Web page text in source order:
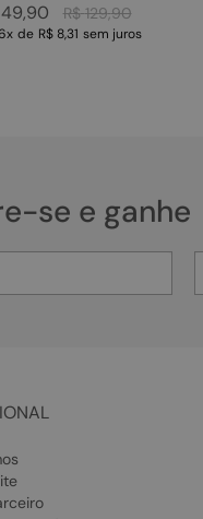
R$ 129,90
49,90
x de R$ 8,31 sem juros
se e ganhe